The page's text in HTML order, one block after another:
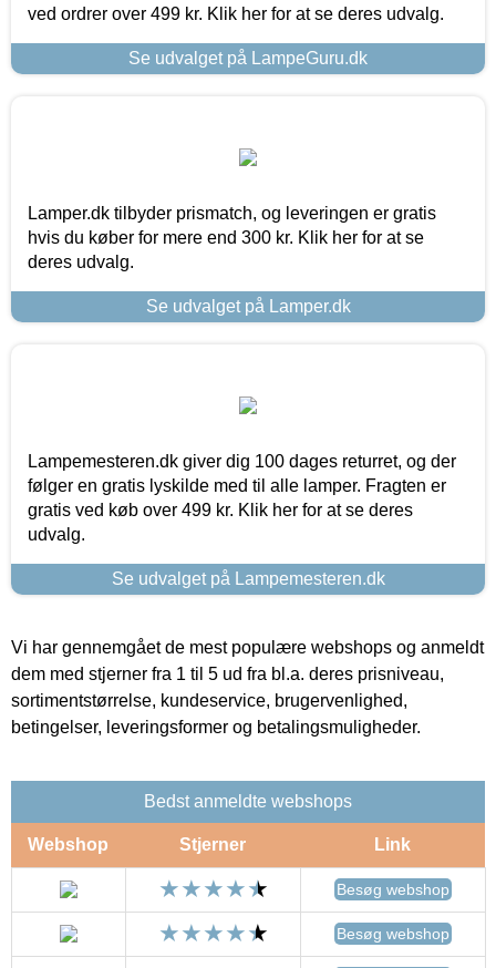
ved ordrer over 499 kr. Klik her for at se deres udvalg.
Se udvalget på LampeGuru.dk
Lamper.dk tilbyder prismatch, og leveringen er gratis
hvis du køber for mere end 300 kr. Klik her for at se
deres udvalg.
Se udvalget på Lamper.dk
Lampemesteren.dk giver dig 100 dages returret, og der
følger en gratis lyskilde med til alle lamper. Fragten er
gratis ved køb over 499 kr. Klik her for at se deres
udvalg.
Se udvalget på Lampemesteren.dk
Vi har gennemgået de mest populære webshops og anmeldt
dem med stjerner fra 1 til 5 ud fra bl.a. deres prisniveau,
sortimentstørrelse, kundeservice, brugervenlighed,
betingelser, leveringsformer og betalingsmuligheder.
Bedst anmeldte webshops
Webshop Stjerner Link
Besøg webshop
Besøg webshop